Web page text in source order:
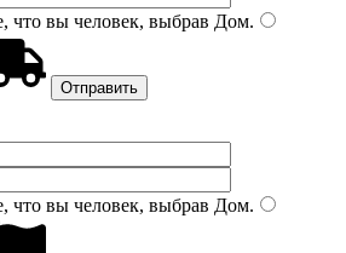
что вы человек, выбрав Дом.
что вы человек, выбрав Дом.